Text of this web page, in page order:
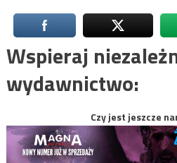
Wspieraj
wydawnictwo:
Czy jest jeszcze